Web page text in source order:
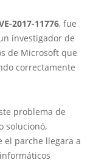
2017-11776, fue
investigador de
de Microsoft que
correctamente
problema de
solucionó,
el parche llegara a